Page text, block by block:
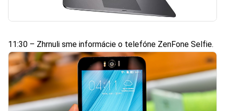
11:30 – Zhrnuli sme informácie o telefóne ZenFone Selfie.